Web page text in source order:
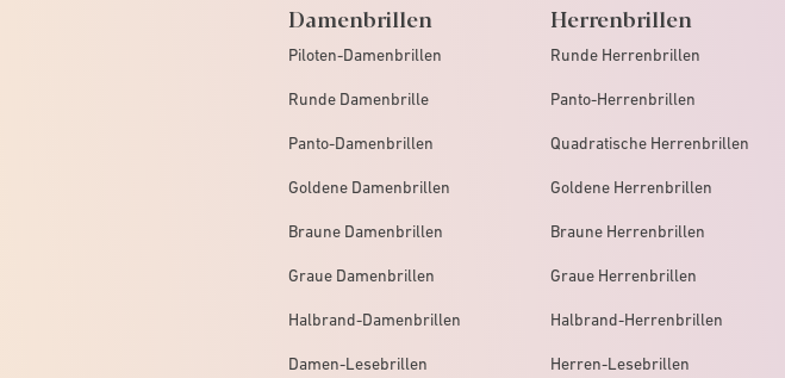
Damenbrillen
Piloten-Damenbrillen
Runde Damenbrille
Panto-Damenbrillen
Goldene Damenbrillen
Braune Damenbrillen
Graue Damenbrillen
Halbrand-Damenbrillen
Damen-Lesebrillen
Herrenbrillen
Runde Herrenbrillen
Panto-Herrenbrillen
Quadratische Herrenbrillen
Goldene Herrenbrillen
Braune Herrenbrillen
Graue Herrenbrillen
Halbrand-Herrenbrillen
Herren-Lesebrillen